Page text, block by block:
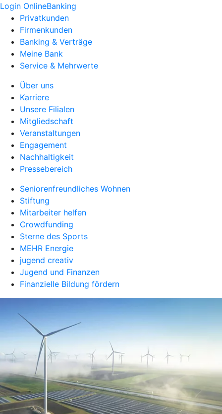
Login OnlineBanking
Privatkunden
Firmenkunden
Banking & Verträge
Meine Bank
Service & Mehrwerte
Über uns
Karriere
Unsere Filialen
Mitgliedschaft
Veranstaltungen
Engagement
Nachhaltigkeit
Pressebereich
Seniorenfreundliches Wohnen
Stiftung
Mitarbeiter helfen
Crowdfunding
Sterne des Sports
MEHR Energie
jugend creativ
Jugend und Finanzen
Finanzielle Bildung fördern